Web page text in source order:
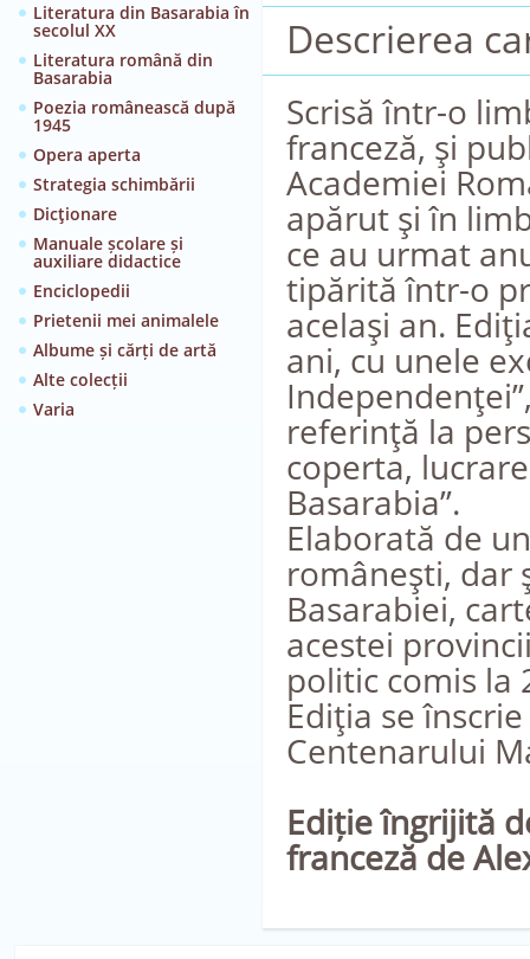
Literatura din Basarabia în
secolul XX
Literatura română din
Basarabia
Poezia românească după
1945
Opera aperta
Strategia schimbării
Dicţionare
Manuale școlare și
auxiliare didactice
Enciclopedii
Prietenii mei animalele
Albume și cărți de artă
Alte colecții
Varia
Descrierea
Scrisă într-o
franceză, şi
Academiei
apărut şi în
ce au urmat
tipărită într-o
acelaşi an.
ani, cu unele
referinţă la
coperta,
Basarabia”.
Elaborată de
româneşti, dar
Basarabiei,
acestei
politic comis la
Ediţia se
Centenarului
Ediție îngrijită
franceză de